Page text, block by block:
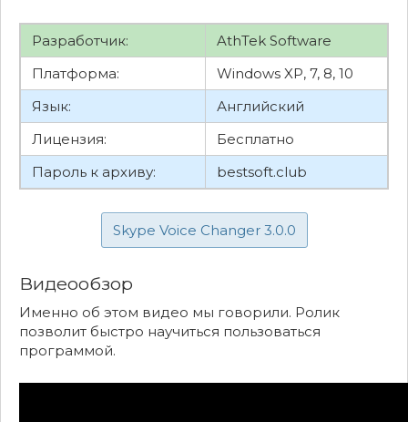
Разработчик:
AthTek Software
Платформа:
Windows XP, 7, 8, 10
Язык:
Английский
Лицензия:
Бесплатно
Пароль к архиву:
bestsoft.club
Skype Voice Changer 3.0.0
Видеообзор
Именно об этом видео мы говорили. Ролик
позволит быстро научиться пользоваться
программой.